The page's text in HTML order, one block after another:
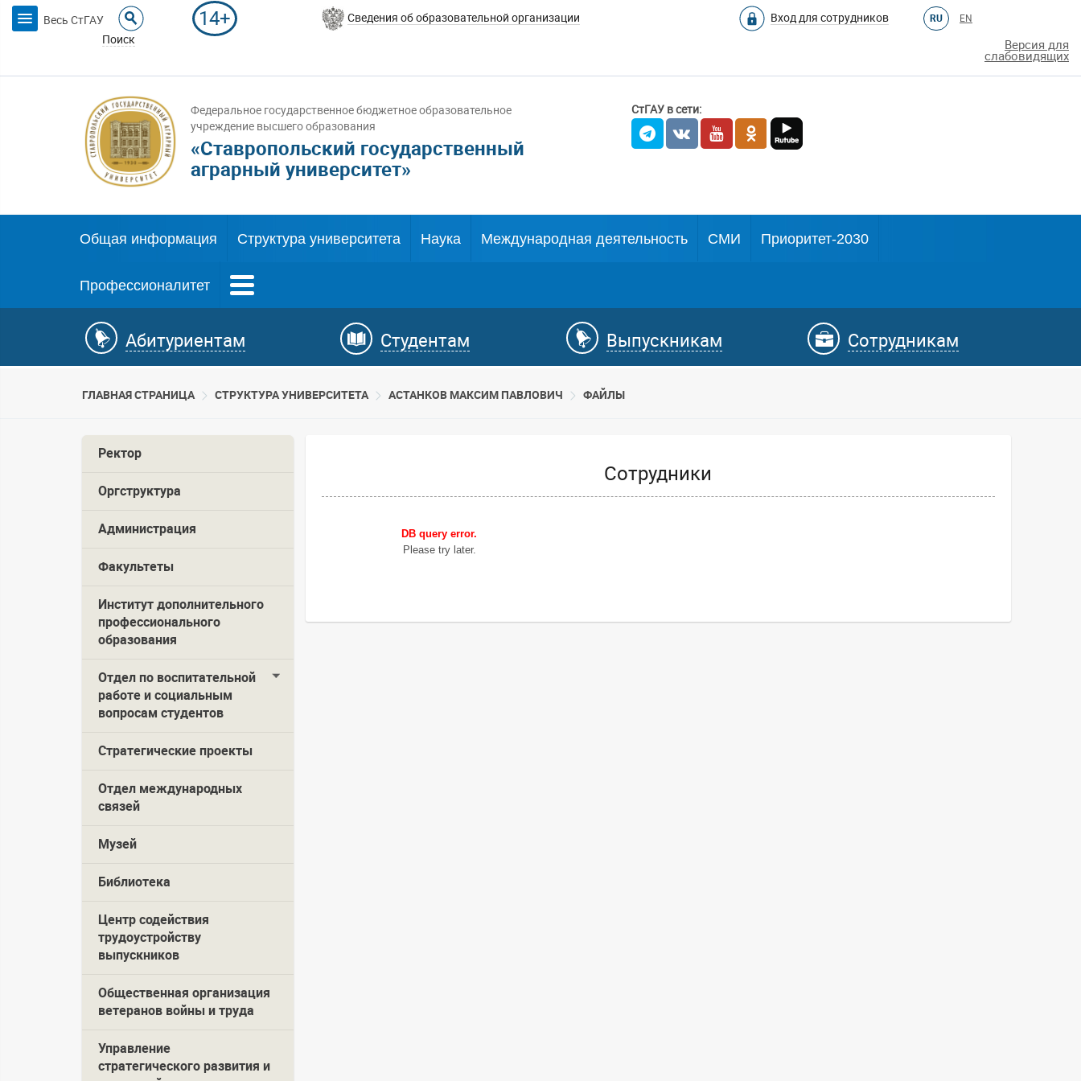
Весь СтГАУ
Поиск
14+ Сведения об образовательной организации Вход для сотрудников RU EN
Версия для
слабовидящих
Федеральное государственное бюджетное образовательное
учреждение высшего образования
«Ставропольский государственный
аграрный университет»
СтГАУ в сети:
Общая информация Структура университета Наука Международная деятельность СМИ Приоритет-2030
Профессионалитет
Абитуриентам Студентам Выпускникам Сотрудникам
ГЛАВНАЯ СТРАНИЦА CТРУКТУРА УНИВЕРСИТЕТА АСТАНКОВ МАКСИМ ПАВЛОВИЧ ФАЙЛЫ
Ректор
Оргструктура
Администрация
Факультеты
Институт дополнительного
профессионального
образования
Отдел по воспитательной
работе и социальным
вопросам студентов
Стратегические проекты
Отдел международных
связей
Музей
Библиотека
Центр содействия
трудоустройству
выпускников
Общественная организация
ветеранов войны и труда
Управление
стратегического развития и
Сотрудники
DB query error.
Please try later.